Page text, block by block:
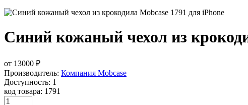
Синий кожаный чехол из
от 13000 ₽
Производитель: Компания Mobcase
Доступность: 1
код товара: 1791